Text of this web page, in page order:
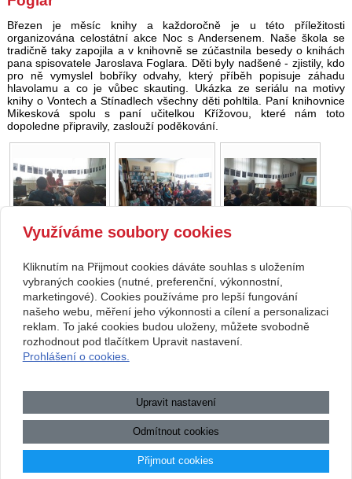
Březen je měsíc knihy a každoročně je u této příležitosti
organizována celostátní akce Noc s Andersenem. Naše škola se
tradičně taky zapojila a v knihovně se zúčastnila besedy o knihách
pana spisovatele Jaroslava Foglara. Děti byly nadšené - zjistily, kdo
pro ně vymyslel bobříky odvahy, který příběh popisuje záhadu
hlavolamu a co je vůbec skauting. Ukázka ze seriálu na motivy
knihy o Vontech a Stínadlech všechny děti pohltila. Paní knihovnice
Mikesková spolu s paní učitelkou Křížovou, které nám toto
dopoledne připravily, zaslouží poděkování.
Copyright © 2026 Základní škola, Korytná, okres Uherské Hradiště, příspěvková
a
Mapa webu|Zobrazit klasickou verzi
Přístupnost webových stránek|GDPR|
informace
.:.
Využíváme soubory cookies
Kliknutím na Přijmout cookies dáváte souhlas s uložením
vybraných cookies (nutné, preferenční, výkonnostní,
marketingové). Cookies používáme pro lepší fungování
našeho webu, měření jeho výkonnosti a cílení a personalizaci
reklam. To jaké cookies budou uloženy, můžete svobodně
rozhodnout pod tlačítkem Upravit nastavení.
Prohlášení o cookies.
Upravit nastavení
Odmítnout cookies
Přijmout cookies